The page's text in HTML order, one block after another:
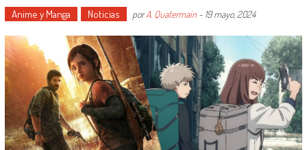
Anime y Manga Noticias porA. Quatermain- 19 mayo, 2024